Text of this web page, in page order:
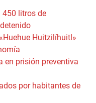
450 litros de
Huitzilíhuitl»
en prisión preventiva
por habitantes de